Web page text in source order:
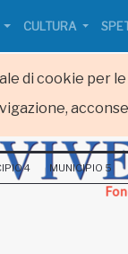
di cookie per
CULTURA
4 MUNICIPIO 5